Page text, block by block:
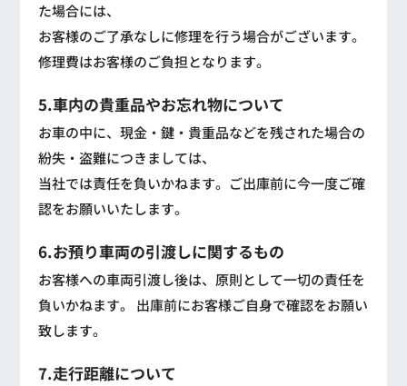
た場合には、
お客様のご了承なしに修理を行う場合がございます。
修理費はお客様のご負担となります。
5.車内の貴重品やお忘れ物について
お車の中に、現金・鍵・貴重品などを残された場合の
紛失・盗難につきましては、
当社では責任を負いかねます。ご出庫前に今一度ご確
認をお願いいたします。
6.お預り車両の引渡しに関するもの
お客様への車両引渡し後は、原則として一切の責任を
負いかねます。 出庫前にお客様ご自身で確認をお願い
致します。
7.走行距離について